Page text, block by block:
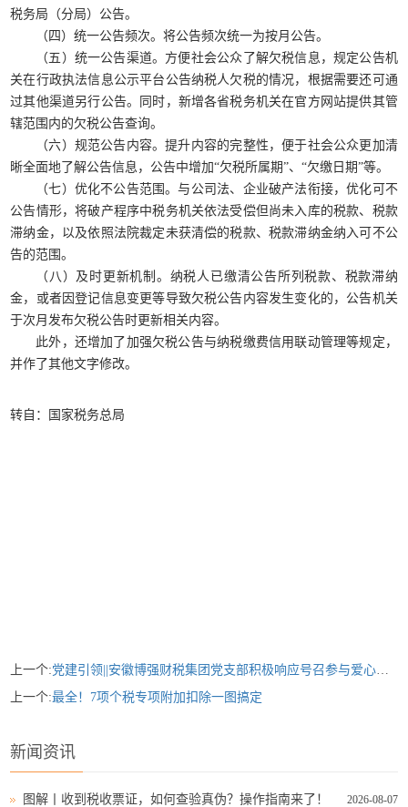
税务局（分局）公告。
（四）统一公告频次。将公告频次统一为按月公告。
（五）统一公告渠道。方便社会公众了解欠税信息，规定公告机
关在行政执法信息公示平台公告纳税人欠税的情况，根据需要还可通
过其他渠道另行公告。同时，新增各省税务机关在官方网站提供其管
辖范围内的欠税公告查询。
（六）规范公告内容。提升内容的完整性，便于社会公众更加清
晰全面地了解公告信息，公告中增加“欠税所属期”、“欠缴日期”等。
（七）优化不公告范围。与公司法、企业破产法衔接，优化可不
公告情形，将破产程序中税务机关依法受偿但尚未入库的税款、税款
滞纳金，以及依照法院裁定未获清偿的税款、税款滞纳金纳入可不公
告的范围。
（八）及时更新机制。纳税人已缴清公告所列税款、税款滞纳
金，或者因登记信息变更等导致欠税公告内容发生变化的，公告机关
于次月发布欠税公告时更新相关内容。
此外，还增加了加强欠税公告与纳税缴费信用联动管理等规定，
并作了其他文字修改。
转自：国家税务总局
上一个:党建引领||安徽博强财税集团党支部积极响应号召参与爱心助学公益活动
上一个:最全！7项个税专项附加扣除一图搞定
新闻资讯
2026-08-07
图解丨收到税收票证，如何查验真伪？操作指南来了！